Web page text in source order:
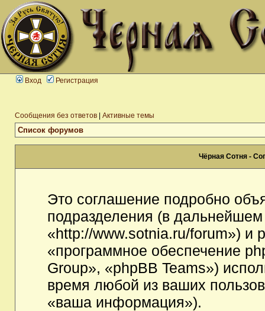
Вход Регистрация
Сообщения без ответов Активные темы
Список форумов
Чёрная Сотня -
Это соглашение подробно
подразделения (в
«http://www.sotnia.ru/forum») и
«программное обеспечение
Group», «phpBB Teams»)
время любой из ваших
«ваша информация»).